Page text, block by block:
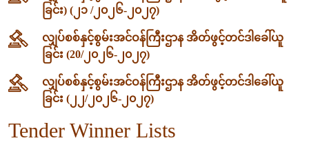
ခြင်း) (၂၁ /၂၀၂၆-၂၀၂၇)
လျှပ်စစ်နှင့်စွမ်းအင်ဝန်ကြီးဌာန အိတ်ဖွင့်တင်ဒါခေါ်ယူ
ခြင်း (20/၂၀၂၆-၂၀၂၇)
လျှပ်စစ်နှင့်စွမ်းအင်ဝန်ကြီးဌာန အိတ်ဖွင့်တင်ဒါခေါ်ယူ
ခြင်း (၂၂/၂၀၂၆-၂၀၂၇)
Tender Winner Lists